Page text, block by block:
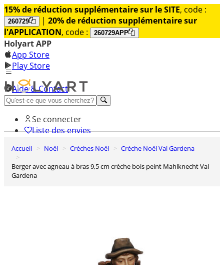
15% de réduction supplémentaire sur le SITE, code :
260729 | 20% de réduction supplémentaire sur
l'APPLICATION, code : 260729APP
Holyart APP
App Store
Play Store
Aide & Contact
Découvrez Premium
Se connecter
Liste des envies
0
Accueil Noël Crèches Noël
Crèche Noël Val Gardena
Berger avec agneau à bras 9,5 cm crèche bois peint Mahlknecht Val
Gardena